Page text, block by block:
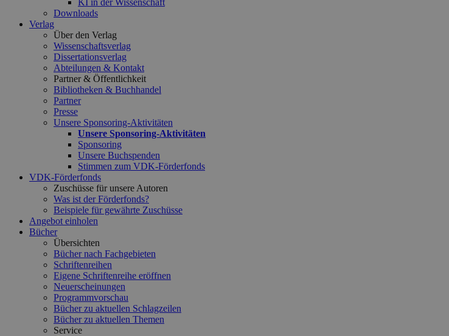
KI in der Wissenschaft
Downloads
Verlag
Über den Verlag
Wissenschaftsverlag
Dissertationsverlag
Abteilungen & Kontakt
Partner & Öffentlichkeit
Bibliotheken & Buchhandel
Partner
Presse
Unsere Sponsoring-Aktivitäten
Unsere Sponsoring-Aktivitäten
Sponsoring
Unsere Buchspenden
Stimmen zum VDK-Förderfonds
VDK-Förderfonds
Zuschüsse für unsere Autoren
Was ist der Förderfonds?
Beispiele für gewährte Zuschüsse
Angebot einholen
Bücher
Übersichten
Bücher nach Fachgebieten
Schriftenreihen
Eigene Schriftenreihe eröffnen
Neuerscheinungen
Programmvorschau
Bücher zu aktuellen Schlagzeilen
Bücher zu aktuellen Themen
Service